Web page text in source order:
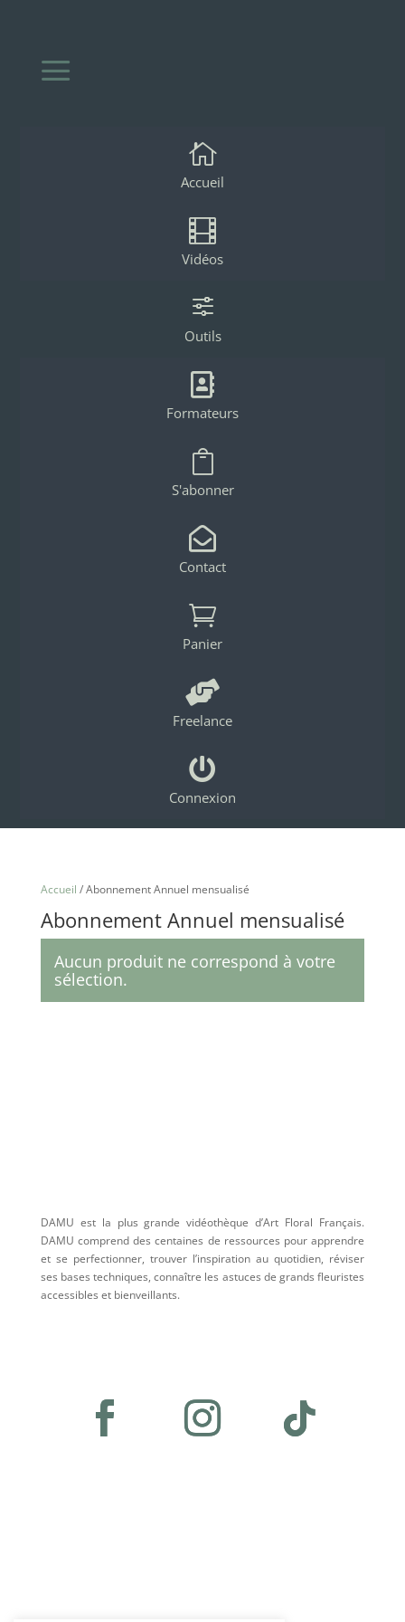
a

Accueil

Vidéos
f
Outils

Formateurs

S'abonner

Contact

Panier

Freelance

Connexion
Accueil / Abonnement Annuel mensualisé
Abonnement Annuel mensualisé
Aucun produit ne correspond à votre
sélection.
DAMU est la plus grande vidéothèque d’Art Floral Français.
DAMU comprend des centaines de ressources pour apprendre
et se perfectionner, trouver l’inspiration au quotidien, réviser
ses bases techniques, connaître les astuces de grands fleuristes
accessibles et bienveillants.